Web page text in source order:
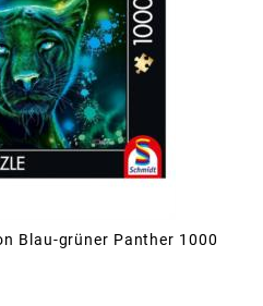
Blau-grüner Panther 1000